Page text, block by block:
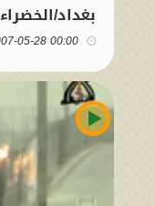
بغداد/الخضراء 28-5-2007
00:00 2007-05-28